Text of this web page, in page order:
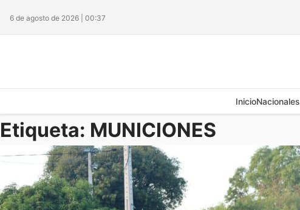
6 de agosto de 2026 | 00:37
InicioNacionales
Etiqueta: MUNICIONES